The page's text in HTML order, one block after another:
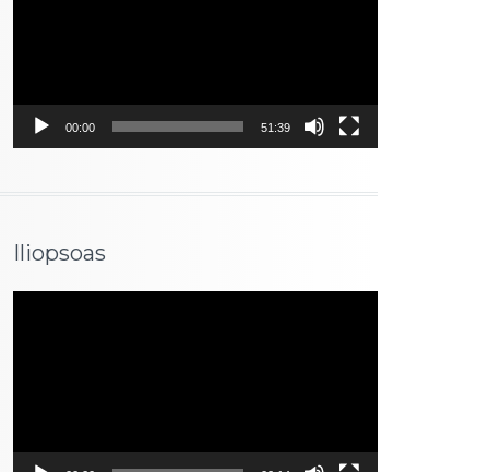
00:00 51:39
Iliopsoas